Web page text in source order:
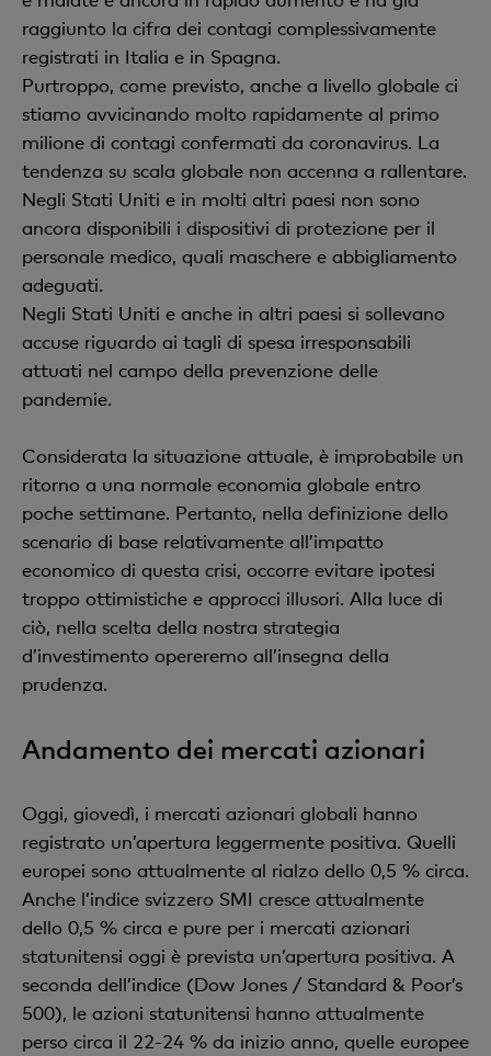
raggiunto la cifra dei contagi complessivamente
registrati in Italia e in Spagna.
Purtroppo, come previsto, anche a livello globale ci
stiamo avvicinando molto rapidamente al primo
milione di contagi confermati da coronavirus. La
tendenza su scala globale non accenna a rallentare.
Negli Stati Uniti e in molti altri paesi non sono
ancora disponibili i dispositivi di protezione per il
personale medico, quali maschere e abbigliamento
adeguati.
Negli Stati Uniti e anche in altri paesi si sollevano
accuse riguardo ai tagli di spesa irresponsabili
attuati nel campo della prevenzione delle
pandemie.
Considerata la situazione attuale, è improbabile un
ritorno a una normale economia globale entro
poche settimane. Pertanto, nella definizione dello
scenario di base relativamente all’impatto
economico di questa crisi, occorre evitare ipotesi
troppo ottimistiche e approcci illusori. Alla luce di
ciò, nella scelta della nostra strategia
d’investimento opereremo all’insegna della
prudenza.
Andamento dei mercati azionari
Oggi, giovedì, i mercati azionari globali hanno
registrato un’apertura leggermente positiva. Quelli
europei sono attualmente al rialzo dello 0,5 % circa.
Anche l’indice svizzero SMI cresce attualmente
dello 0,5 % circa e pure per i mercati azionari
statunitensi oggi è prevista un’apertura positiva. A
seconda dell’indice (Dow Jones / Standard & Poor’s
500), le azioni statunitensi hanno attualmente
perso circa il 22-24 % da inizio anno, quelle europee